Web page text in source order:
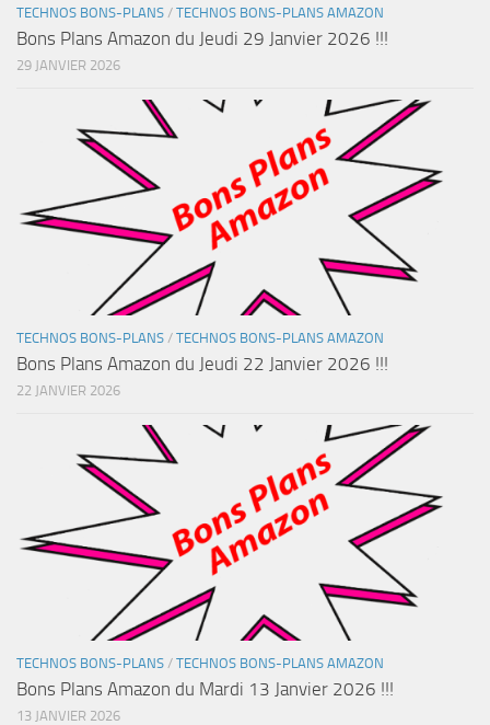
TECHNOS BONS-PLANS / TECHNOS BONS-PLANS AMAZON
Bons Plans Amazon du Jeudi 29 Janvier 2026 !!!
29 JANVIER 2026
TECHNOS BONS-PLANS / TECHNOS BONS-PLANS AMAZON
Bons Plans Amazon du Jeudi 22 Janvier 2026 !!!
22 JANVIER 2026
TECHNOS BONS-PLANS / TECHNOS BONS-PLANS AMAZON
Bons Plans Amazon du Mardi 13 Janvier 2026 !!!
13 JANVIER 2026